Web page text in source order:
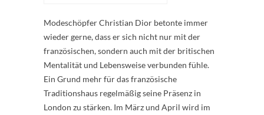
Modeschöpfer Christian Dior betonte immer
wieder gerne, dass er sich nicht nur mit der
französischen, sondern auch mit der britischen
Mentalität und Lebensweise verbunden fühle.
Ein Grund mehr für das französische
Traditionshaus regelmäßig seine Präsenz in
London zu stärken. Im März und April wird im